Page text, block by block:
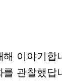
이야기합
관찰했답